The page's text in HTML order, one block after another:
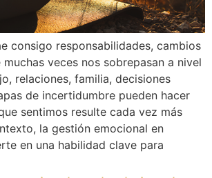
consigo responsabilidades, cambios
veces nos sobrepasan a nivel
relaciones, familia, decisiones
de incertidumbre pueden hacer
sentimos resulte cada vez más
la gestión emocional en
en una habilidad clave para